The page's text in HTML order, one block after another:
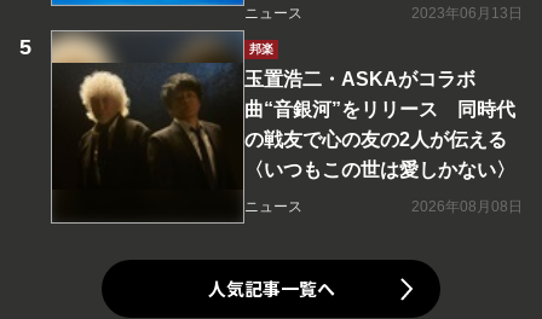
ニュース 2023年06月13日
邦楽
玉置浩二・ASKAがコラボ
曲“音銀河”をリリース 同時代
の戦友で心の友の2人が伝える
〈いつもこの世は愛しかない〉
ニュース 2026年08月08日
人気記事一覧へ